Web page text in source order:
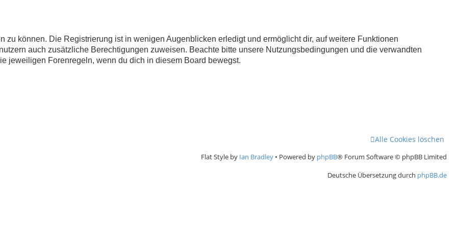
zu können. Die Registrierung ist in wenigen Augenblicken erledigt und ermöglicht dir, auf weitere Funktionen
auch zusätzliche Berechtigungen zuweisen. Beachte bitte unsere Nutzungsbedingungen und die verwandten
jeweiligen Forenregeln, wenn du dich in diesem Board bewegst.
Alle Cookies löschen
Flat Style by Ian Bradley • Powered by phpBB® Forum Software © phpBB Limited
Deutsche Übersetzung durch phpBB.de